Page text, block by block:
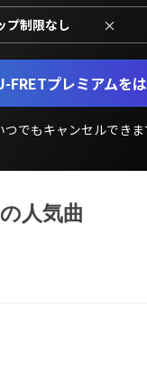
FRETプレミアムを
つでもキャンセルできま
プ制限なし ×
人気曲